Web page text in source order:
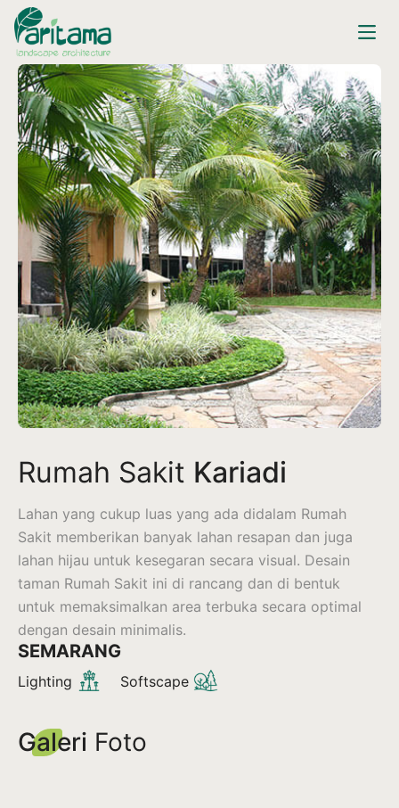
Rumah Sakit Kariadi
Lahan yang cukup luas yang ada didalam Rumah
Sakit memberikan banyak lahan resapan dan juga
lahan hijau untuk kesegaran secara visual. Desain
taman Rumah Sakit ini di rancang dan di bentuk
untuk memaksimalkan area terbuka secara optimal
dengan desain minimalis.
SEMARANG
Lighting Softscape
Galeri Foto